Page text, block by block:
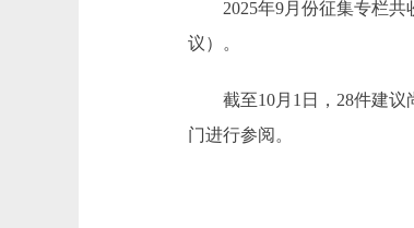
2025年9月份征集专栏共收
议）。
截至10月1日，28件建议
门进行参阅。